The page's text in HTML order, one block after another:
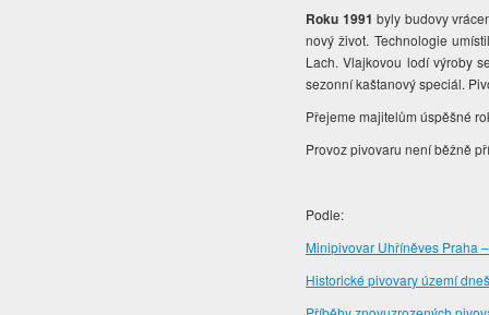
Roku 1991 byly budovy
nový život. Technologie
Lach. Vlajkovou lodí výroby
sezonní kaštanový speciál.
Přejeme majitelům úspěšné
Provoz pivovaru není běžně
Podle:
Minipivovar Uhříněves Praha
Historické pivovary území